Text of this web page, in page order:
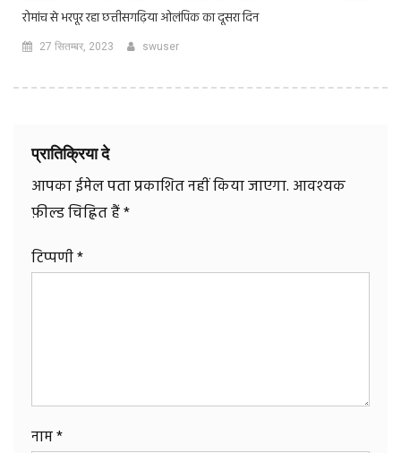
रोमांच से भरपूर रहा छत्तीसगढ़िया ओलंपिक का दूसरा दिन
27 सितम्बर, 2023 swuser
प्रातिक्रिया दे
आपका ईमेल पता प्रकाशित नहीं किया जाएगा. आवश्यक
फ़ील्ड चिह्नित हैं*
टिप्पणी*
नाम*